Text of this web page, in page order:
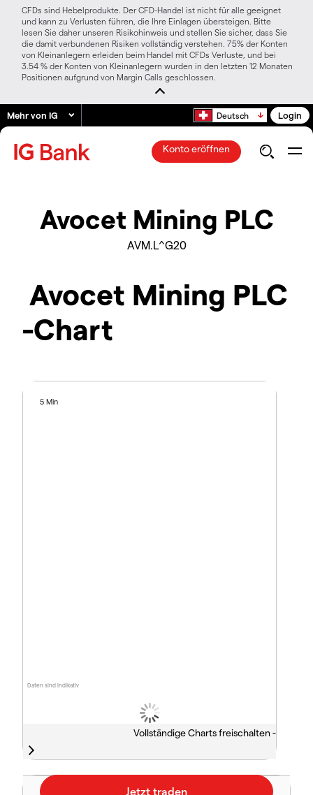
CFDs sind Hebelprodukte. Der CFD-Handel ist nicht für alle geeignet
und kann zu Verlusten führen, die Ihre Einlagen übersteigen. Bitte
lesen Sie daher unseren Risikohinweis und stellen Sie sicher, dass Sie
die damit verbundenen Risiken vollständig verstehen. 75% der Konten
von Kleinanlegern erleiden beim Handel mit CFDs Verluste, und bei
3.54 % der Konten von Kleinanlegern wurden in den letzten 12 Monaten
Positionen aufgrund von Margin Calls geschlossen.
Mehr von IG Deutsch Login
Konto eröffnen
Avocet Mining PLC
AVM.L^G20
Avocet Mining PLC
-Chart
Daten sind indikativ
5 Min
Vollständige Charts freischalten -